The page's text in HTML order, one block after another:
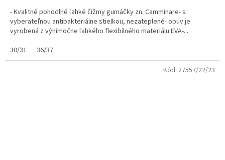
- Kvalitné pohodlné ľahké čižmy gumáčky zn. Camminare- s
vyberateľnou antibakteriálne stielkou, nezateplené- obuv je
vyrobená z výnimočne ľahkého flexibilného materiálu EVA-...
30/31
36/37
Kód: 27557/22/23